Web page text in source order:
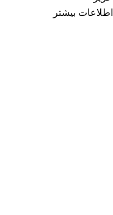
اطلاعات بیشتر